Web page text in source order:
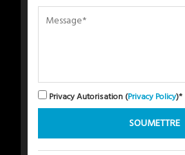
Privacy Autorisation (Privacy Policy)*